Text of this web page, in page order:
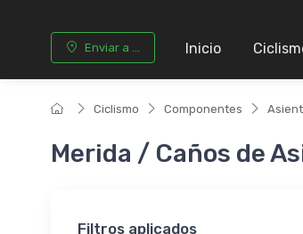
Enviar a ... Inicio
Ciclismo Componentes
Merida / Caños de
Filtros aplicados